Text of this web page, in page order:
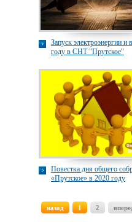
Запуск электроэнергии и
году в СНТ "Прутское"
Повестка дня общего
«Прутское» в 2020 году
назад 1 2